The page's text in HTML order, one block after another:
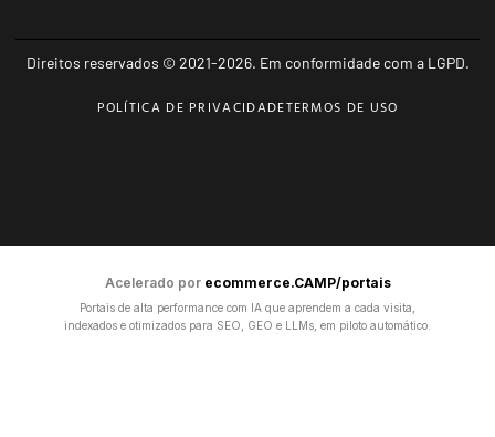
Direitos reservados © 2021-2026. Em conformidade com a LGPD.
POLÍTICA DE PRIVACIDADETERMOS DE USO
Acelerado por ecommerce.CAMP/portais
Portais de alta performance com IA que aprendem a cada visita,
indexados e otimizados para SEO, GEO e LLMs, em piloto automático.